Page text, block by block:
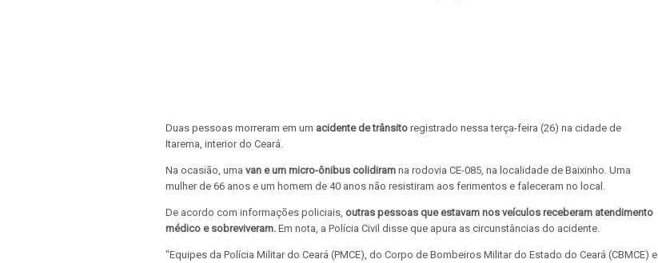
Duas pessoas morreram em um acidente de trânsito registrado nessa terça-feira (26) na cidade de
Itarema, interior do Ceará.
Na ocasião, uma van e um micro-ônibus colidiram na rodovia CE-085, na localidade de Baixinho. Uma
mulher de 66 anos e um homem de 40 anos não resistiram aos ferimentos e faleceram no local.
De acordo com informações policiais, outras pessoas que estavam nos veículos receberam atendimento
médico e sobreviveram. Em nota, a Polícia Civil disse que apura as circunstâncias do acidente.
"Equipes da Polícia Militar do Ceará (PMCE), do Corpo de Bombeiros Militar do Estado do Ceará (CBMCE) e